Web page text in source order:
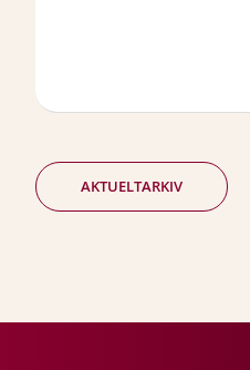
AKTUELTARKIV